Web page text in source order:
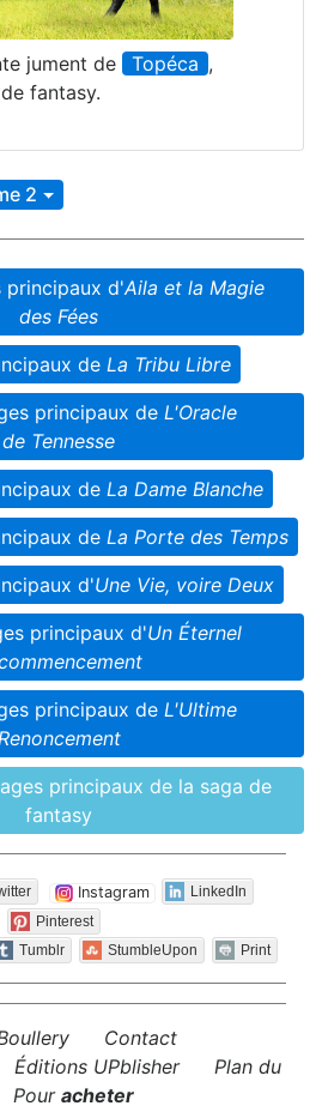
jument de Topéca ,
fantasy.
2
d'Aila et la Magie
des Fées
de La Tribu Libre
princi­paux de L'Oracle
de Tennesse
de La Dame Blanche
de La Porte des Temps
d'Une Vie, voire Deux
princi­paux d'Un Éternel
princi­paux de L'Ultime
Renoncement
princi­paux de la saga de
fantasy
Instagram
LinkedIn
Pinterest
Tumblr StumbleUpon Print
Contact
Éditions UPblisher
Plan du
Pour acheter